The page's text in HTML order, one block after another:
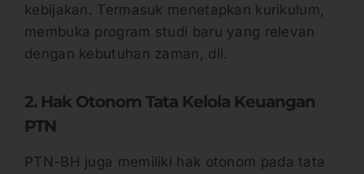
kebijakan. Termasuk menetapkan kurikulum,
membuka program studi baru yang relevan
dengan kebutuhan zaman, dll.
2. Hak Otonom Tata Kelola Keuangan
PTN
PTN-BH juga memiliki hak otonom pada tata